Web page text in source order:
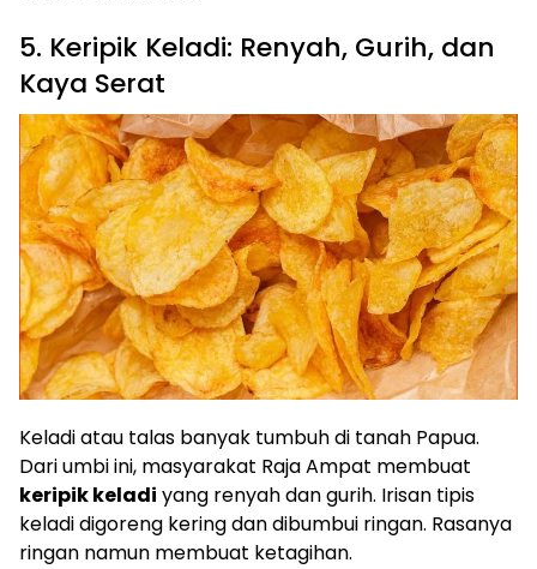
5. Keripik Keladi: Renyah, Gurih, dan
Kaya Serat
Keladi atau talas banyak tumbuh di tanah Papua.
Dari umbi ini, masyarakat Raja Ampat membuat
keripik keladi yang renyah dan gurih. Irisan tipis
keladi digoreng kering dan dibumbui ringan. Rasanya
ringan namun membuat ketagihan.